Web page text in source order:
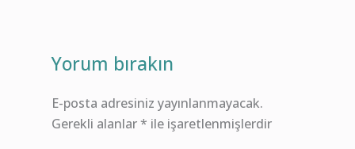
Yorum bırakın
E-posta adresiniz yayınlanmayacak.
Gerekli alanlar* ile işaretlenmişlerdir